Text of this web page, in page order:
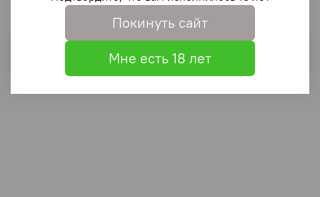
Выбрать
Покинуть сайт
Мне есть 18 лет